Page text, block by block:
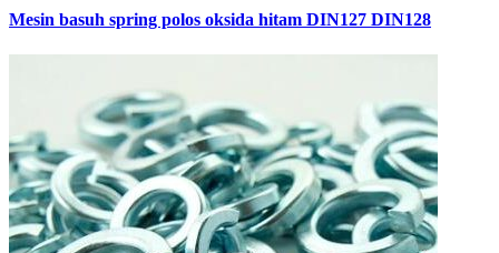
Mesin basuh spring polos oksida hitam DIN127 DIN128